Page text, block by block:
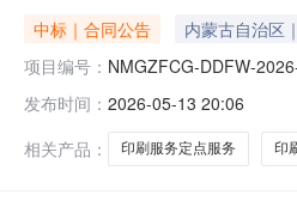
中标｜合同公告 内蒙古自治区
项目编号： NMGZFCG-DDFW-
发布时间： 2026-05-13 20:06
相关产品：
印刷服务定点服务 印